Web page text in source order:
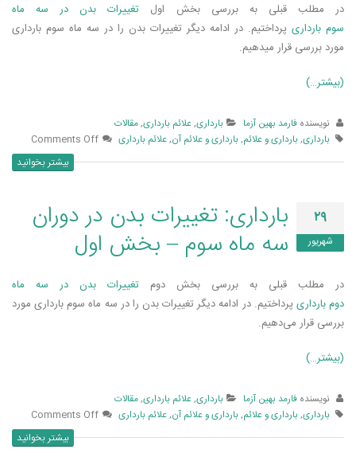
در مطلب قبلی به بررسی بخش اول تغییرات بدن در سه ماه
سوم بارداری پرداختیم. در ادامه دیگر تغییرات بدن را در سه ماه سوم بارداری
مورد بررسی قرار میدهیم.
(بیشتر…)
نویسنده فارمد بهین آزما بارداری,علائم بارداری,مقالات
بارداری, بارداری و علائم, بارداری و علائم آن,علائم بارداری Comments Off
بیشتر بخوانید
۲۹
شهریور
بارداری: تغییرات بدن در دوران
سه ماه سوم – بخش اول
در مطلب قبلی به بررسی بخش دوم تغییرات بدن در سه ماه
دوم بارداری پرداختیم. در ادامه دیگر تغییرات بدن را در سه ماه سوم بارداری مورد
بررسی قرار می‌دهیم.
(بیشتر…)
نویسنده فارمد بهین آزما بارداری,علائم بارداری,مقالات
بارداری, بارداری و علائم, بارداری و علائم آن,علائم بارداری Comments Off
بیشتر بخوانید